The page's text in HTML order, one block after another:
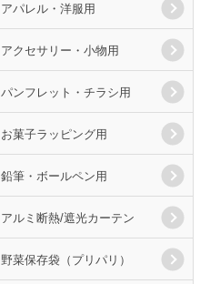
アパレル・洋服用
アクセサリー・小物用
パンフレット・チラシ用
お菓子ラッピング用
鉛筆・ボールペン用
アルミ断熱/遮光カーテン
野菜保存袋（プリパリ）